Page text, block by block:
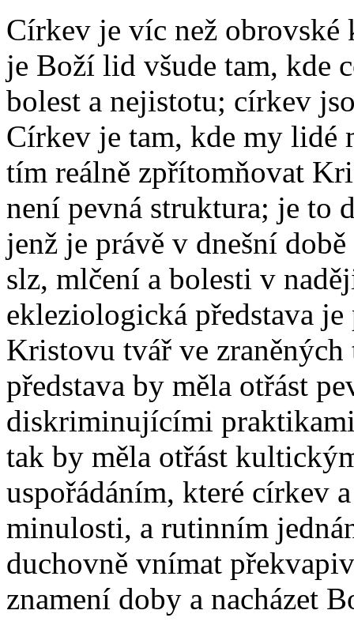
Církev je víc než obrovské
je Boží lid všude tam, kde
bolest a nejistotu; církev
Církev je tam, kde my lidé
tím reálně zpřítomňovat
není pevná struktura; je to
jenž je právě v dnešní
slz, mlčení a bolesti v
ekleziologická představa
Kristovu tvář ve zraněných
představa by měla otřást
diskriminujícími
tak by měla otřást
uspořádáním, které církev
minulosti, a rutinním
duchovně vnímat
znamení doby a nacházet